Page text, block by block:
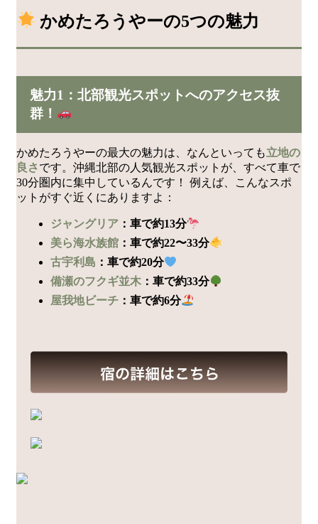
かめたろうやーの5つの魅力
魅力1：北部観光スポットへのアクセス抜
群！
かめたろうやーの最大の魅力は、なんといっても立地の
良さです。沖縄北部の人気観光スポットが、すべて車で
30分圏内に集中しているんです！ 例えば、こんなスポ
ットがすぐ近くにありますよ：
ジャングリア ：車で約13分
美ら海水族館 ：車で約22〜33分
古宇利島 ：車で約20分
備瀬のフクギ並木 ：車で約33分
屋我地ビーチ ：車で約6分